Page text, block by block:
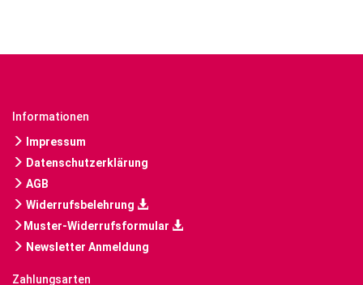
Informationen
Impressum
Datenschutzerklärung
AGB
Widerrufsbelehrung
Muster-Widerrufsformular
Newsletter Anmeldung
Zahlungsarten